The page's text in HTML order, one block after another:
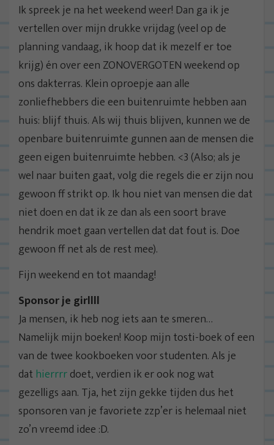
Ik spreek je na het weekend weer! Dan ga ik je
vertellen over mijn drukke vrijdag (veel op de
planning vandaag, ik hoop dat ik mezelf er toe
krijg) én over een ZONOVERGOTEN weekend op
ons dakterras. Klein oproepje aan alle
zonliefhebbers die een buitenruimte hebben aan
huis: blijf thuis. Als wij thuis blijven, kunnen we de
openbare buitenruimte gunnen aan de mensen die
geen eigen buitenruimte hebben. <3 (Also; als je
wel naar buiten gaat, volg die regels die er zijn nou
gewoon ff strikt op. Ik hou niet van mensen die dat
niet doen en dat ik ze dan als een soort brave
hendrik moet gaan vertellen dat dat fout is. Doe
gewoon ff net als de rest mee).
Fijn weekend en tot maandag!
Sponsor je girllll
Ja mensen, ik heb nog iets aan te smeren…
Namelijk mijn boeken! Koop mijn tosti-boek of een
van de twee kookboeken voor studenten. Als je
dat hierrrrdoet, verdien ik er ook nog wat
gezelligs aan. Tja, het zijn gekke tijden dus het
sponsoren van je favoriete zzp’er is helemaal niet
zo’n vreemd idee :D.